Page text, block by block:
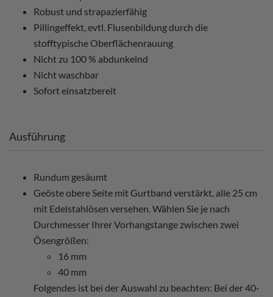
Robust und strapazierfähig
Pillingeffekt, evtl. Flusenbildung durch die
stofftypische Oberflächenrauung
Nicht zu 100 % abdunkelnd
Nicht waschbar
Sofort einsatzbereit
Ausführung
Rundum gesäumt
Geöste obere Seite mit Gurtband verstärkt, alle 25 cm
mit Edelstahlösen versehen. Wählen Sie je nach
Durchmesser Ihrer Vorhangstange zwischen zwei
Ösengrößen:
16 mm
40 mm
Folgendes ist bei der Auswahl zu beachten: Bei der 40-